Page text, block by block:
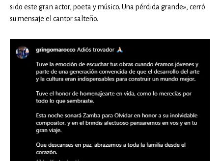
sido este gran actor, poeta y músico. Una pérdida grande», cerró
su mensaje el cantor salteño.